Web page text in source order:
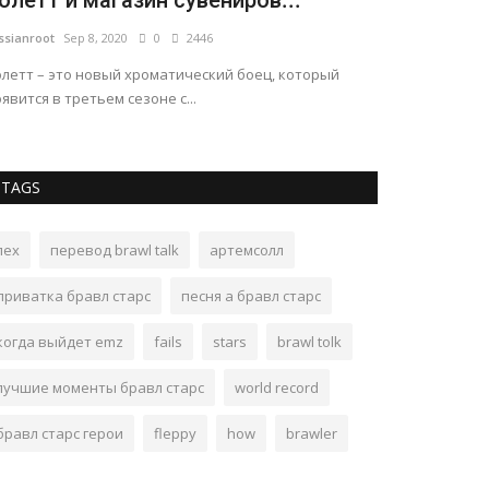
Sep 8, 2020 0 2446
– это новый хроматический боец, который
в третьем сезоне с...
TAGS
перевод brawl talk артемсолл
бравл старс песня а бравл старс
выйдет emz fails stars brawl tolk
моменты бравл старс world record
старс герои fleppy how brawler